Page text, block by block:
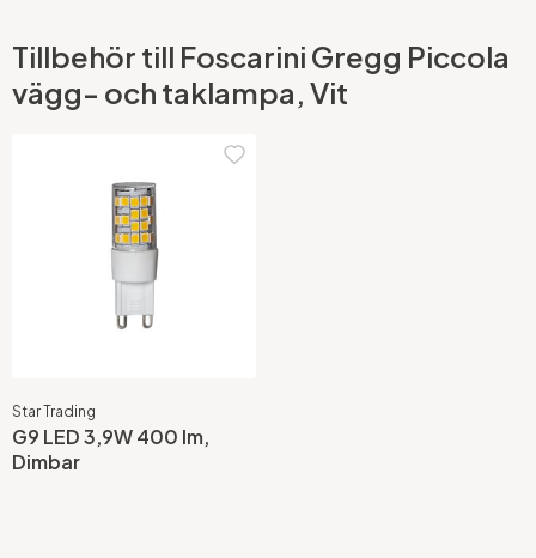
Tillbehör till Foscarini Gregg Piccola
vägg- och taklampa, Vit
Star Trading
G9 LED 3,9W 400 lm,
Dimbar